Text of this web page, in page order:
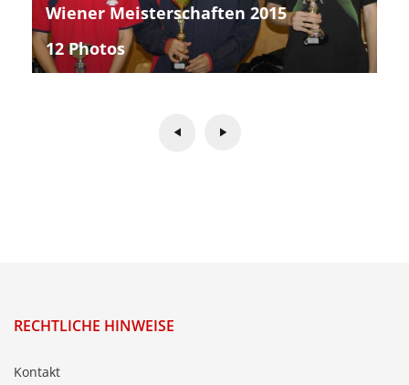
Wiener Meisterschaften 2015
12 Photos
RECHTLICHE HINWEISE
Kontakt